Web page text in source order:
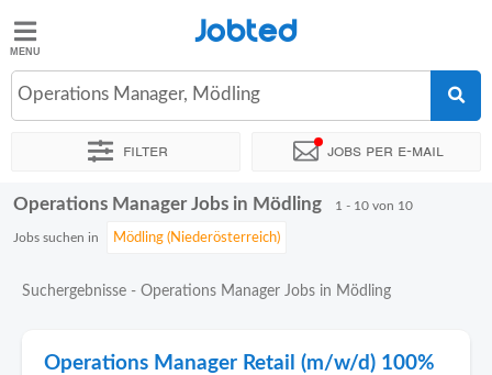
Jobted
Jobs
Jobted
Operations Manager, Mödling
Filter Jobs per e-mail
Sortieren nach Genauer Standort Unternehmen
Operations Manager Jobs in Mödling 1 - 10 von 10
Jobs suchen in
Suchergebnisse - Operations Manager Jobs in Mödling
Operations Manager Retail (m/w/d) 100%